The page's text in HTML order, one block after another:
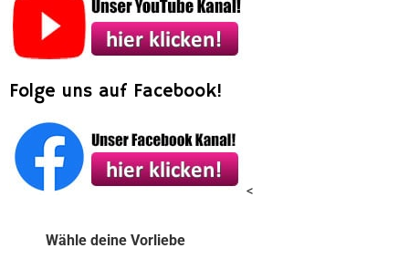
Folge uns auf Facebook!
<
Wähle deine Vorliebe